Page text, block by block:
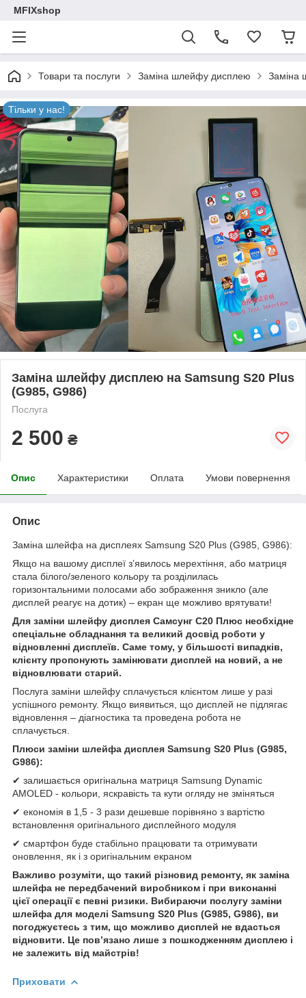
MFIXshop
Товари та послуги Заміна шлейфу дисплею Заміна
Тільки у нас!
Заміна шлейфу дисплею на Samsung S20 Plus
(G985, G986)
Послуга
2 500 ₴
Опис Характеристики Оплата Умови повернення
Опис
Заміна шлейфа на дисплеях Samsung S20 Plus (G985, G986):
Якщо на вашому дисплеї з’явилось мерехтіння, або матриця
стала білого/зеленого кольору та розділилась
горизонтальними полосами або зображення зникло (але
дисплей реагує на дотик) – екран ще можливо врятувати!
Для заміни шлейфу дисплея Самсунг С20 Плюс необхідне
спеціальне обладнання та великий досвід роботи у
відновленні дисплеїв. Саме тому, у більшості випадків,
клієнту пропонують замінювати дисплей на новий, а не
відновлювати старий.
Послуга заміни шлейфу сплачується клієнтом лише у разі
успішного ремонту. Якщо виявиться, що дисплей не підлягає
відновлення – діагностика та проведена робота не
сплачується.
Плюси заміни шлейфа дисплея Samsung S20 Plus (G985,
G986):
✔ залишається оригінальна матриця Samsung Dynamic
AMOLED - кольори, яскравість та кути огляду не зміняться
✔ економія в 1,5 - 3 рази дешевше порівняно з вартістю
встановлення оригінального дисплейного модуля
✔ смартфон буде стабільно працювати та отримувати
оновлення, як і з оригінальним екраном
Важливо розуміти, що такий різновид ремонту, як заміна
шлейфа не передбачений виробником і при виконанні
цієї операції є певні ризики. Вибираючи послугу заміни
шлейфа для моделі Samsung S20 Plus (G985, G986), ви
погоджуєтесь з тим, що можливо дисплей не вдасться
відновити. Це пов’язано лише з пошкодженням дисплею і
не залежить від майстрів!
Приховати